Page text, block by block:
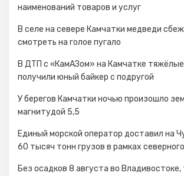
наименований товаров и услуг
В селе на севере Камчатки медведи
смотреть на голое пугало
В ДТП с «КамАЗом» на Камчатке
получили юный байкер с подругой
У берегов Камчатки ночью произошло
магнитудой 5,5
Единый морской оператор доставил на
60 тысяч тонн грузов в рамках
Без осадков 8 августа во